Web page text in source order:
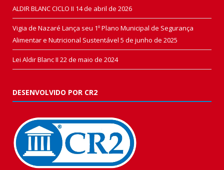
ALDIR BLANC CICLO II 14 de abril de 2026
Vigia de Nazaré Lança seu 1º Plano Municipal de Segurança
Alimentar e Nutricional Sustentável 5 de junho de 2025
Lei Aldir Blanc II 22 de maio de 2024
DESENVOLVIDO POR CR2